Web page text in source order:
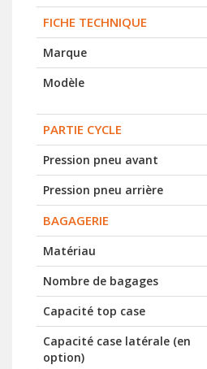
FICHE TECHNIQUE
Marque
Modèle
PARTIE CYCLE
Pression pneu avant
Pression pneu arrière
BAGAGERIE
Matériau
Nombre de bagages
Capacité top case
Capacité case latérale (en
option)